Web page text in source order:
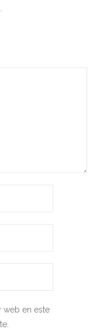
web en este